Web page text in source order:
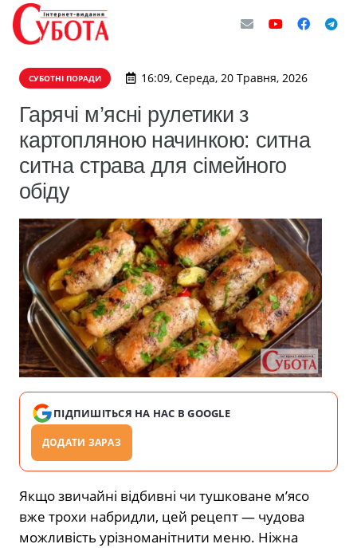
СУБОТНІ ПОРАДИ 16:09, Середа, 20 Травня, 2026
Гарячі м’ясні рулетики з
картопляною начинкою: ситна
ситна страва для сімейного
обіду
ПІДПИШІТЬСЯ НА НАС В GOOGLE
ДОДАТИ ЗАРАЗ
Якщо звичайні відбивні чи тушковане м’ясо
вже трохи набридли, цей рецепт — чудова
можливість урізноманітнити меню. Ніжна